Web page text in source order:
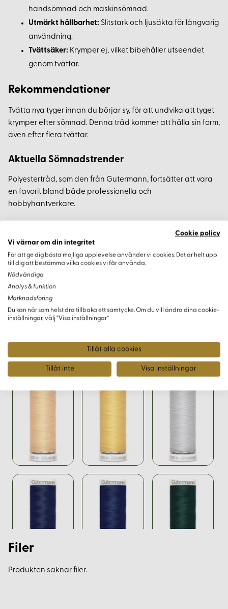
handsömnad och maskinsömnad.
Utmärkt hållbarhet: Slitstark och ljusäkta för långvarig
användning.
Tvättsäker: Krymper ej, vilket bibehåller utseendet
genom tvättar.
Rekommendationer
Tvätta nya tyger innan du börjar sy, för att undvika att tyget
krymper efter sömnad. Denna tråd kommer att hålla sin form,
även efter flera tvättar.
Aktuella Sömnadstrender
Polyestertråd, som den från Gutermann, fortsätter att vara
en favorit bland både professionella och
hobbyhantverkare.
Varianter
Filer
Produkten saknar filer.
Cookie policy
Vi värnar om din integritet
För att ge dig bästa möjliga upplevelse använder vi cookies. Det är helt upp
till dig att bestämma vilka cookies vi får använda.
Nödvändiga
Analys & funktion
Marknadsföring
Du kan när som helst dra tillbaka ett samtycke. Om du vill ändra dina cookie-
inställningar, välj “Visa inställningar”
Tillåt alla cookies
Tillåt inte Visa inställningar